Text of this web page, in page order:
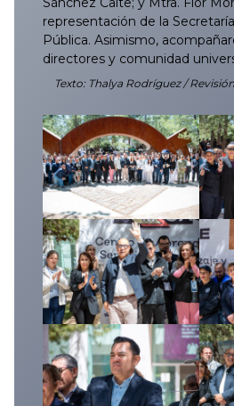
representación de la
Pública. Asimismo,
directores y comunidad
Texto: Thalya Rodríguez /